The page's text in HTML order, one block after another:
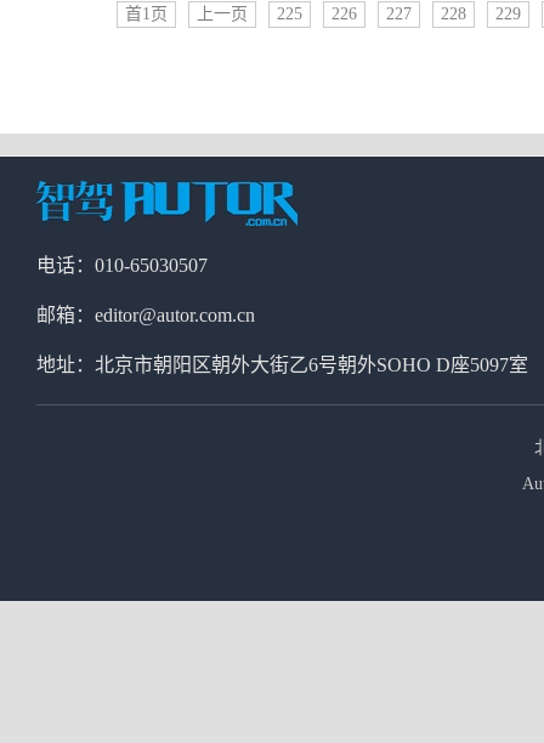
首1页 上一页 225 226 227 228 229
电话：010-65030507
邮箱：editor@autor.com.cn
地址：北京市朝阳区朝外大街乙6号朝外SOHO D座5097室